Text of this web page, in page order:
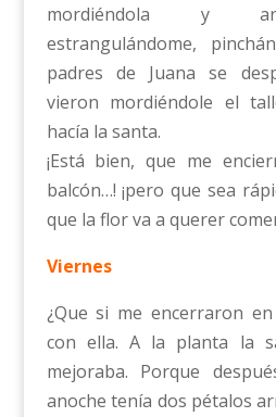
mordiéndola y
estrangulándome,
padres de Juana se
vieron mordiéndole el
hacía la santa.
¡Está bien, que me
balcón…! ¡pero que sea
que la flor va a querer
Viernes
¿Que si me encerraron
con ella. A la planta la
mejoraba. Porque
anoche tenía dos pétalos